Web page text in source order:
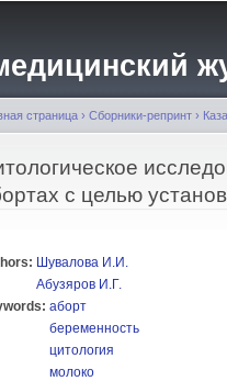
здесь
страница › Сборники-репринт ›
с целью
Шувалова И.И.
Абузяров И.Г.
аборт
беременность
цитология
молоко